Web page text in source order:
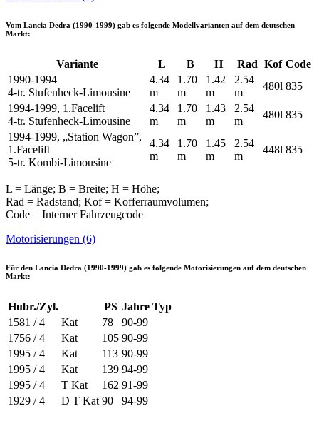
Vom Lancia Dedra (1990-1999) gab es folgende Modellvarianten auf dem deutschen
Markt:
Variante L B H Rad Kof Code
1990-1994
4-tr. Stufenheck-Limousine
4.34
m
1.70
m
1.42
m
2.54
m
480l 835
1994-1999, 1.Facelift
4-tr. Stufenheck-Limousine
4.34
m
1.70
m
1.43
m
2.54
m
480l 835
1994-1999, „Station Wagon”,
1.Facelift
5-tr. Kombi-Limousine
4.34
m
1.70
m
1.45
m
2.54
m
448l 835
L = Länge; B = Breite; H = Höhe;
Rad = Radstand; Kof = Kofferraumvolumen;
Code = Interner Fahrzeugcode
Motorisierungen (6)
Für den Lancia Dedra (1990-1999) gab es folgende Motorisierungen auf dem deutschen
Markt:
Hubr./Zyl. PS Jahre Typ
1581 / 4
Kat 78
90-99
1756 / 4
Kat 105 90-99
1995 / 4
Kat 113 90-99
1995 / 4
Kat 139 94-99
1995 / 4
T Kat 162 91-99
1929 / 4
D T Kat 90 94-99